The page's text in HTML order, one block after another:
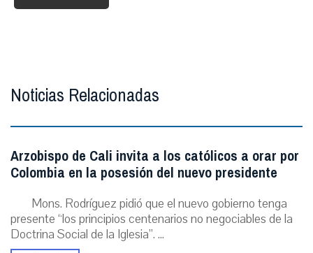
Noticias Relacionadas
Arzobispo de Cali invita a los católicos a orar por
Colombia en la posesión del nuevo presidente
Mons. Rodríguez pidió que el nuevo gobierno tenga
presente “los principios centenarios no negociables de la
Doctrina Social de la Iglesia”. ...